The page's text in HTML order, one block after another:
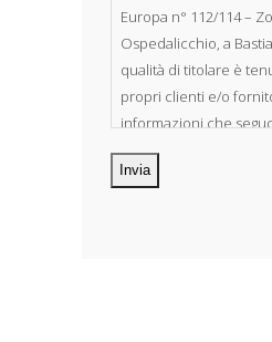
Europa n° 112/114 –
Ospedalicchio, a
qualità di titolare è
propri clienti e/o
informazioni che
dei dati personali
oggetto di trattamento i